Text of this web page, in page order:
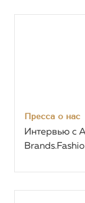
Пресса о нас
Интервью c